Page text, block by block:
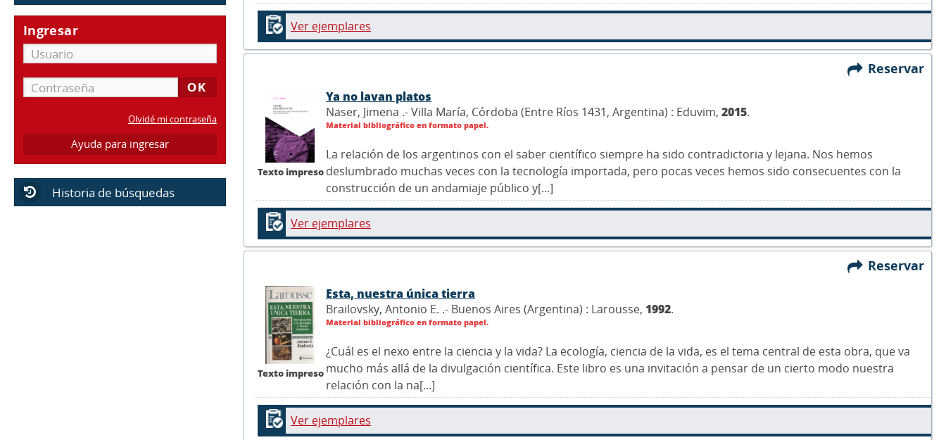
Ingresar
Olvidé mi contraseña
Ayuda para ingresar
Historia de búsquedas
Ver ejemplares
Reservar
Texto impreso
Ya no lavan platos
Naser, Jimena .- Villa María, Córdoba (Entre Ríos 1431, Argentina) : Eduvim, 2015.
Material bibliográfico en formato papel.
La relación de los argentinos con el saber científico siempre ha sido contradictoria y lejana. Nos hemos
deslumbrado muchas veces con la tecnología importada, pero pocas veces hemos sido consecuentes con la
construcción de un andamiaje público y[...]
Ver ejemplares
Reservar
Texto impreso
Esta, nuestra única tierra
Brailovsky, Antonio E. .- Buenos Aires (Argentina) : Larousse, 1992.
Material bibliográfico en formato papel.
¿Cuál es el nexo entre la ciencia y la vida? La ecología, ciencia de la vida, es el tema central de esta obra, que va
mucho más allá de la divulgación científica. Este libro es una invitación a pensar de un cierto modo nuestra
relación con la na[...]
Ver ejemplares